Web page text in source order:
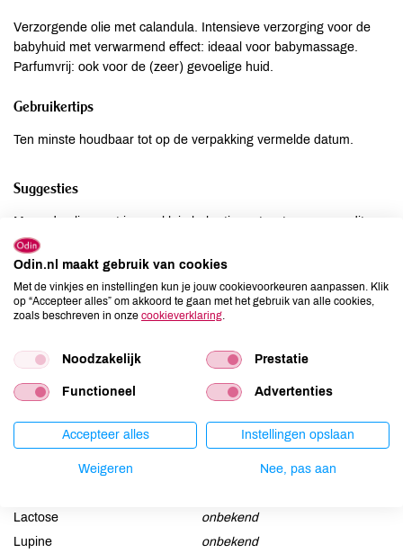
Verzorgende olie met calandula. Intensieve verzorging voor de
babyhuid met verwarmend effect: ideaal voor babymassage.
Parfumvrij: ook voor de (zeer) gevoelige huid.
Gebruikertips
Ten minste houdbaar tot op de verpakking vermelde datum.
Suggesties
Meng de olie eerst in een klein bekertje met water en voeg dit
vervolgens aan het badwater toe. Doe je dit niet, dan blijft de olie
als een vlek op het water drijven.
Ingrediënten
Flower Extract.
Aardnoten
onbekend
Lactose
onbekend
Lupine
onbekend
Odin.nl maakt gebruik van cookies
Met de vinkjes en instellingen kun je jouw cookievoorkeuren aanpassen. Klik
op “Accepteer alles” om akkoord te gaan met het gebruik van alle cookies,
zoals beschreven in onze cookieverklaring
Noodzakelijk Prestatie
Functioneel Advertenties
Accepteer alles Instellingen opslaan
Weigeren Nee, pas aan